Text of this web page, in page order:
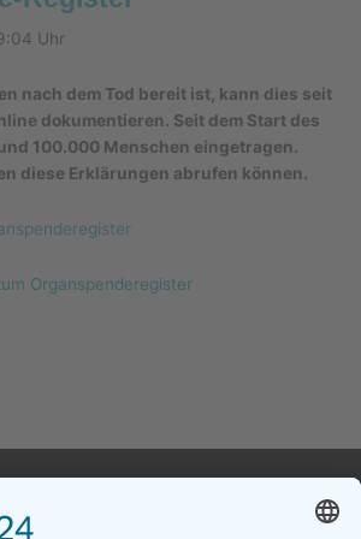
Uhr
nach dem Tod bereit ist, kann dies seit
dokumentieren. Seit dem Start des
100.000 Menschen eingetragen.
diese Erklärungen abrufen können.
Organspenderegister